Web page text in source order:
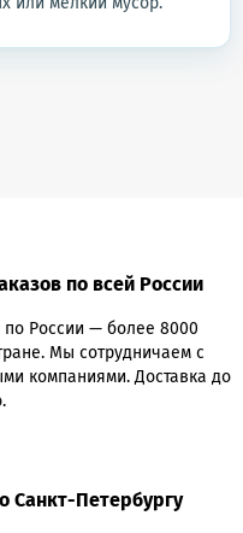
по всей России
по России — более 8000
Мы сотрудничаем с
компаниями. Доставка до
Санкт-Петербургу